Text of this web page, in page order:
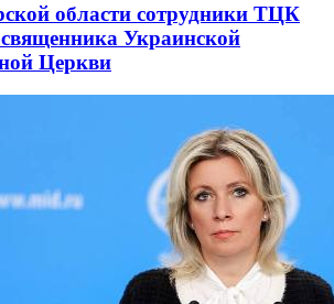
области сотрудники ТЦК
Украинской
Церкви